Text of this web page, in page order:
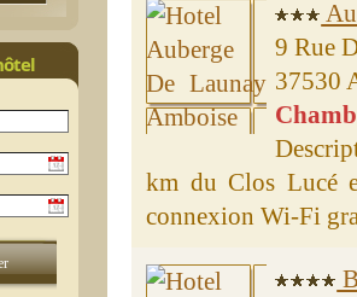
9 Rue
37530
km du Clos Lucé
connexion Wi-Fi